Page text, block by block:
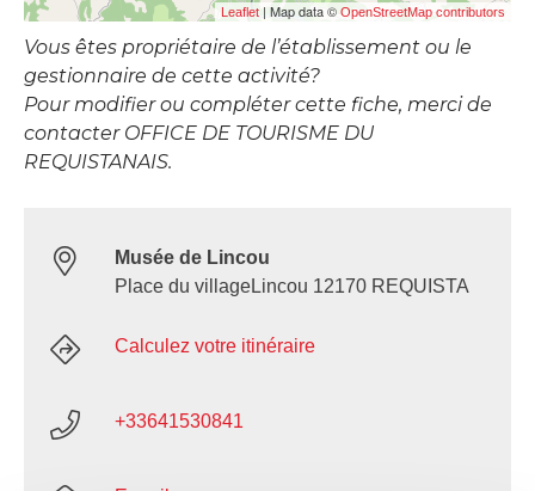
Leaflet | Map data © OpenStreetMap contributors
Vous êtes propriétaire de l’établissement ou le
gestionnaire de cette activité?
Pour modifier ou compléter cette fiche, merci de
contacter OFFICE DE TOURISME DU
REQUISTANAIS.
Musée de Lincou
Place du villageLincou 12170 REQUISTA
Calculez votre itinéraire
+33641530841